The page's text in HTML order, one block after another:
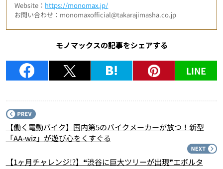
Website： https://monomax.jp/
お問い合わせ：monomaxofficial@takarajimasha.co.jp
モノマックスの記事をシェアする
LINE
【働く電動バイク】国内第5のバイクメーカーが放つ！新型
「AA-wiz」が遊び心をくすぐる
【1ヶ月チャレンジ!?】❝渋谷に巨大ツリーが出現❞エボルタ